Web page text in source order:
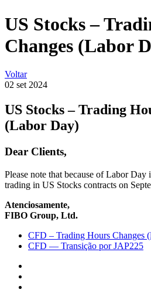
US Stocks –
Changes (Labor
Voltar
02 set 2024
US Stocks – Trading
(Labor Day)
Dear Clients,
Please note that because of Labor
trading in US Stocks contracts on
Atenciosamente,
FIBO Group, Ltd.
CFD – Trading Hours Changes
CFD — Transição por JAP225